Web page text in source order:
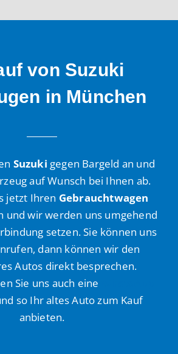
von Suzuki
in München
Suzuki gegen Bargeld an und
auf Wunsch bei Ihnen ab.
jetzt Ihren Gebrauchtwagen
und wir werden uns umgehend
setzen. Sie können uns
dann können wir den
Autos direkt besprechen.
Sie uns auch eine
so Ihr altes Auto zum Kauf
anbieten.